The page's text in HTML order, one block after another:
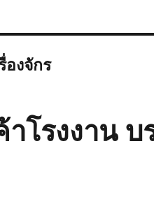
องจักร
โรงงาน บ